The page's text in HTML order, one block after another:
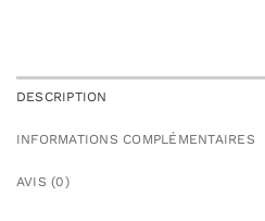
DESCRIPTION
INFORMATIONS COMPLÉMENTAIRES
AVIS (0)